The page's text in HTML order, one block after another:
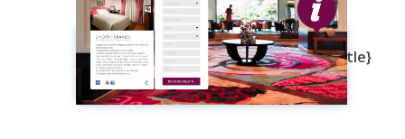
messages{site.home.plugins.hotel.title}
Plugin
messagesGuarda